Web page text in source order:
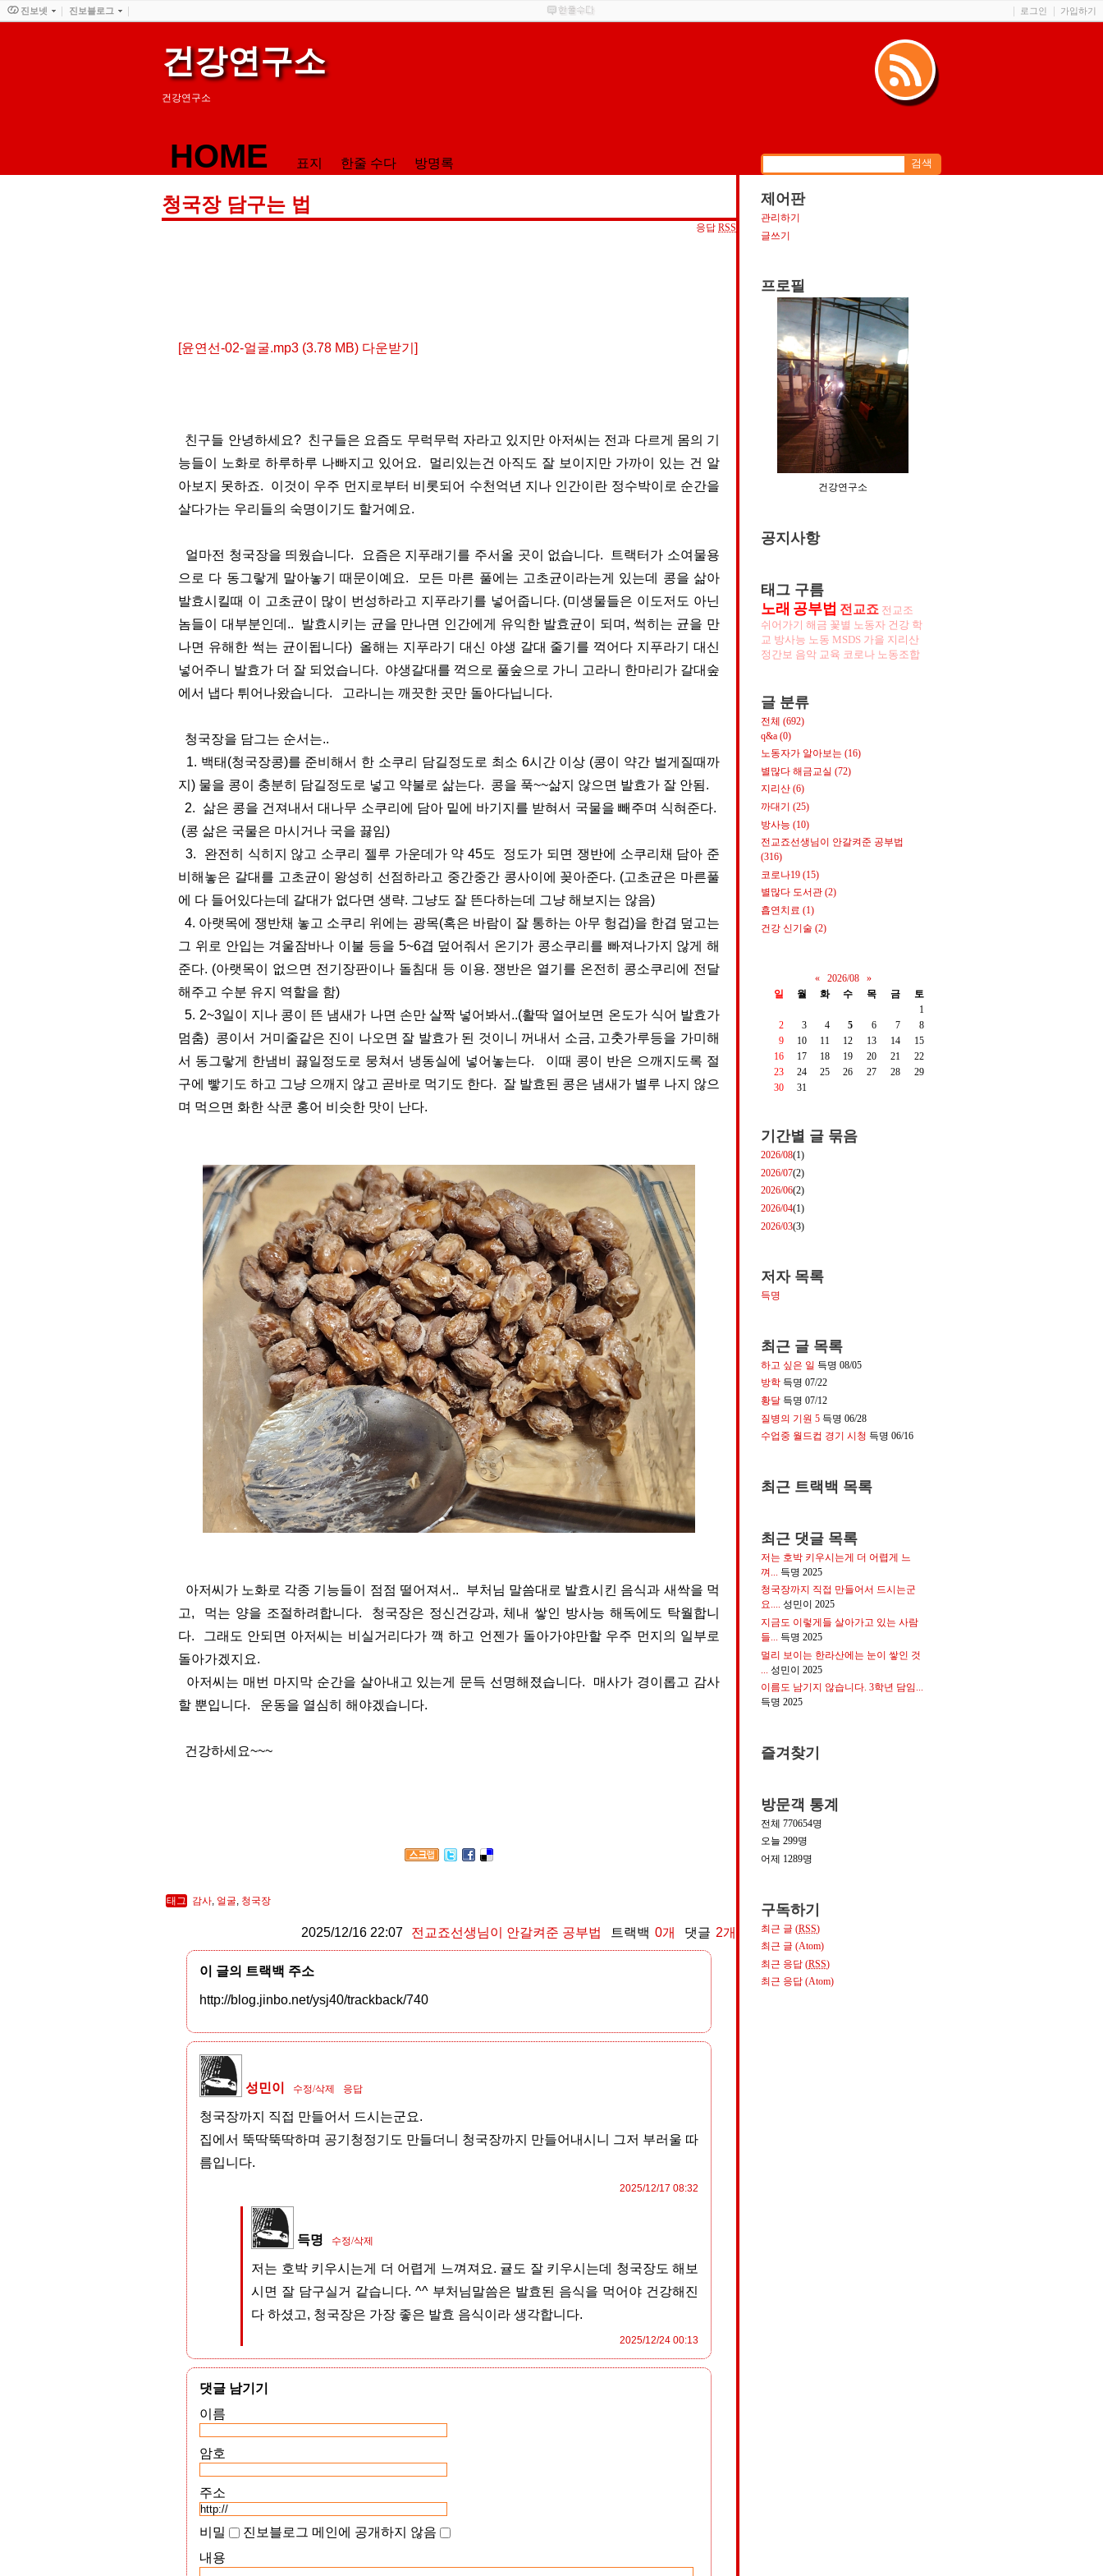
건강연구소
건강연구소
HOME 표지 한줄 수다 방명록
청국장 담구는 법
응답 RSS
[윤연선-02-얼굴.mp3 (3.78 MB) 다운받기]
친구들 안녕하세요? 친구들은 요즘도 무럭무럭 자라고 있지만 아저씨는 전과 다르게 몸의 기
능들이 노화로 하루하루 나빠지고 있어요. 멀리있는건 아직도 잘 보이지만 가까이 있는 건 알
아보지 못하죠. 이것이 우주 먼지로부터 비롯되어 수천억년 지나 인간이란 정수박이로 순간을
살다가는 우리들의 숙명이기도 할거예요.
얼마전 청국장을 띄웠습니다. 요즘은 지푸래기를 주서올 곳이 없습니다. 트랙터가 소여물용
으로 다 동그랗게 말아놓기 때문이예요. 모든 마른 풀에는 고초균이라는게 있는데 콩을 삶아
발효시킬때 이 고초균이 많이 번성하라고 지푸라기를 넣어줍니다. (미생물들은 이도저도 아닌
놈들이 대부분인데.. 발효시키는 균을 만나면 인간에게 유익한 발효균이 되며, 썩히는 균을 만
나면 유해한 썩는 균이됩니다) 올해는 지푸라기 대신 야생 갈대 줄기를 꺽어다 지푸라기 대신
넣어주니 발효가 더 잘 되었습니다. 야생갈대를 꺽으로 풀숲으로 가니 고라니 한마리가 갈대숲
에서 냅다 튀어나왔습니다. 고라니는 깨끗한 곳만 돌아다닙니다.
청국장을 담그는 순서는..
1. 백태(청국장콩)를 준비해서 한 소쿠리 담길정도로 최소 6시간 이상 (콩이 약간 벌게질때까
지) 물을 콩이 충분히 담길정도로 넣고 약불로 삶는다. 콩을 푹~~삶지 않으면 발효가 잘 안됨.
2. 삶은 콩을 건져내서 대나무 소쿠리에 담아 밑에 바기지를 받혀서 국물을 빼주며 식혀준다.
(콩 삶은 국물은 마시거나 국을 끓임)
3. 완전히 식히지 않고 소쿠리 젤루 가운데가 약 45도 정도가 되면 쟁반에 소쿠리채 담아 준
비해놓은 갈대를 고초균이 왕성히 선점하라고 중간중간 콩사이에 꽂아준다. (고초균은 마른풀
에 다 들어있다는데 갈대가 없다면 생략. 그냥도 잘 뜬다하는데 그냥 해보지는 않음)
4. 아랫목에 쟁반채 놓고 소쿠리 위에는 광목(혹은 바람이 잘 통하는 아무 헝겁)을 한겹 덮고는
그 위로 안입는 겨울잠바나 이불 등을 5~6겹 덮어줘서 온기가 콩소쿠리를 빠져나가지 않게 해
준다. (아랫목이 없으면 전기장판이나 돌침대 등 이용. 쟁반은 열기를 온전히 콩소쿠리에 전달
해주고 수분 유지 역할을 함)
5. 2~3일이 지나 콩이 뜬 냄새가 나면 손만 살짝 넣어봐서..(활딱 열어보면 온도가 식어 발효가
멈춤) 콩이서 거미줄같은 진이 나오면 잘 발효가 된 것이니 꺼내서 소금, 고춧가루등을 가미해
서 동그랗게 한냄비 끓일정도로 뭉쳐서 냉동실에 넣어놓는다. 이때 콩이 반은 으깨지도록 절
구에 빻기도 하고 그냥 으깨지 않고 곧바로 먹기도 한다. 잘 발효된 콩은 냄새가 별루 나지 않으
며 먹으면 화한 삭쿤 홍어 비슷한 맛이 난다.
아저씨가 노화로 각종 기능들이 점점 떨어져서.. 부처님 말씀대로 발효시킨 음식과 새싹을 먹
고, 먹는 양을 조절하려합니다. 청국장은 정신건강과, 체내 쌓인 방사능 해독에도 탁월합니
다. 그래도 안되면 아저씨는 비실거리다가 깩 하고 언젠가 돌아가야만할 우주 먼지의 일부로
돌아가겠지요.
아저씨는 매번 마지막 순간을 살아내고 있는게 문득 선명해졌습니다. 매사가 경이롭고 감사
할 뿐입니다. 운동을 열심히 해야겠습니다.
건강하세요~~~
태그 감사, 얼굴, 청국장
2025/12/16 22:07 전교죠선생님이 안갈켜준 공부법 트랙백 0개 댓글 2개
이 글의 트랙백 주소
http://blog.jinbo.net/ysj40/trackback/740
성민이 수정/삭제 응답
청국장까지 직접 만들어서 드시는군요.
집에서 뚝딱뚝딱하며 공기청정기도 만들더니 청국장까지 만들어내시니 그저 부러울 따
름입니다.
2025/12/17 08:32
득명 수정/삭제
저는 호박 키우시는게 더 어렵게 느껴져요. 귤도 잘 키우시는데 청국장도 해보
시면 잘 담구실거 같습니다. ^^ 부처님말씀은 발효된 음식을 먹어야 건강해진
다 하셨고, 청국장은 가장 좋은 발효 음식이라 생각합니다.
2025/12/24 00:13
댓글 남기기
이름
암호
주소
비밀
진보블로그 메인에 공개하지 않음
내용
제어판
관리하기
글쓰기
프로필
건강연구소
공지사항
태그 구름
노래 공부법 전교죠 전교조
쉬어가기 해금 꽃별 노동자 건강 학
교 방사능 노동 MSDS 가을 지리산
정간보 음악 교육 코로나 노동조합
글 분류
전체 (692)
q&a (0)
노동자가 알아보는 (16)
별많다 해금교실 (72)
지리산 (6)
까대기 (25)
방사능 (10)
전교죠선생님이 안갈켜준 공부법
(316)
코로나19 (15)
별많다 도서관 (2)
흡연치료 (1)
건강 신기술 (2)
« 2026/08
»
일
월 화 수 목 금
토
1
2
3 4 5 6 7
8
9
10 11 12 13 14
15
16
17 18 19 20 21
22
23
24 25 26 27 28
29
30
31
기간별 글 묶음
2026/08(1)
2026/07(2)
2026/06(2)
2026/04(1)
2026/03(3)
저자 목록
득명
최근 글 목록
하고 싶은 일 득명 08/05
방학 득명 07/22
황달 득명 07/12
질병의 기원 5 득명 06/28
수업중 월드컵 경기 시청 득명 06/16
최근 트랙백 목록
최근 댓글 목록
저는 호박 키우시는게 더 어렵게 느
껴...
득명 2025
청국장까지 직접 만들어서 드시는군
요.... 성민이 2025
지금도 이렇게들 살아가고 있는 사람
들... 득명 2025
멀리 보이는 한라산에는 눈이 쌓인 것
성민이 2025
이름도 남기지 않습니다. 3학년 담임...
득명 2025
즐겨찾기
방문객 통계
전체 770654명
오늘 299명
어제 1289명
구독하기
최근 글 (RSS)
최근 글 (Atom)
최근 응답 (RSS)
최근 응답 (Atom)
진보넷 진보블로그 로그인 가입하기